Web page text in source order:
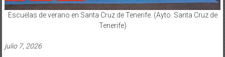
Escuelas de verano en Santa Cruz de Tenerife. (Ayto. Santa Cruz de
Tenerife)
julio 7, 2026